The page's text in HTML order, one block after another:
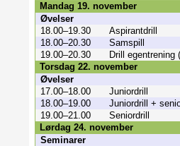
Mandag 19. november
Øvelser
18.00–19.30
Aspirantdrill
18.00–20.30
Samspill
19.00–20.30
Drill egentrening
Torsdag 22. november
Øvelser
17.00–18.00
Juniordrill
18.00–19.00
Juniordrill +
19.00–21.00
Seniordrill
Lørdag 24. november
Seminarer